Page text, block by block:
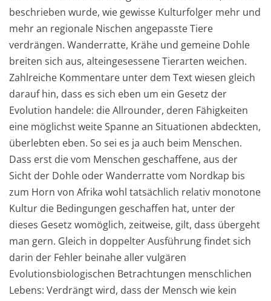
beschrieben wurde, wie gewisse Kulturfolger mehr und
mehr an regionale Nischen angepasste Tiere
verdrängen. Wanderratte, Krähe und gemeine Dohle
breiten sich aus, alteingesessene Tierarten weichen.
Zahlreiche Kommentare unter dem Text wiesen gleich
darauf hin, dass es sich eben um ein Gesetz der
Evolution handele: die Allrounder, deren Fähigkeiten
eine möglichst weite Spanne an Situationen abdeckten,
überlebten eben. So sei es ja auch beim Menschen.
Dass erst die vom Menschen geschaffene, aus der
Sicht der Dohle oder Wanderratte vom Nordkap bis
zum Horn von Afrika wohl tatsächlich relativ monotone
Kultur die Bedingungen geschaffen hat, unter der
dieses Gesetz womöglich, zeitweise, gilt, dass übergeht
man gern. Gleich in doppelter Ausführung findet sich
darin der Fehler beinahe aller vulgären
Evolutionsbiologischen Betrachtungen menschlichen
Lebens: Verdrängt wird, dass der Mensch wie kein